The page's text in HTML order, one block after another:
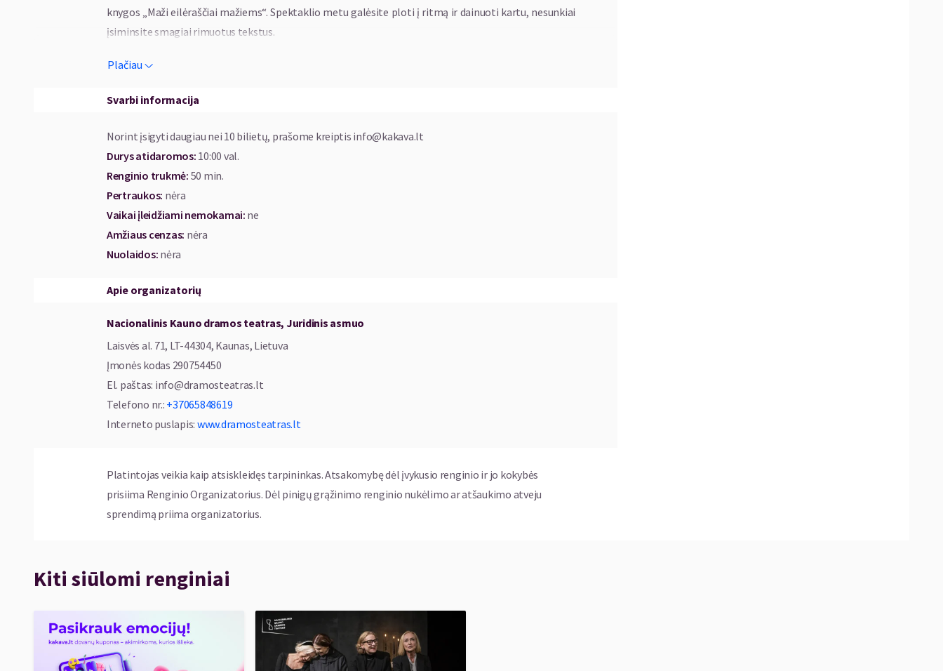
knygos „Maži eilėraščiai mažiems“. Spektaklio metu galėsite ploti į ritmą ir dainuoti kartu, nesunkiai
įsiminsite smagiai rimuotus tekstus.
Plačiau
Svarbi informacija
Norint įsigyti daugiau nei 10 bilietų, prašome kreiptis info@kakava.lt
Durys atidaromos: 10:00 val.
Renginio trukmė: 50 min.
Pertraukos: nėra
Vaikai įleidžiami nemokamai: ne
Amžiaus cenzas: nėra
Nuolaidos: nėra
Apie organizatorių
Nacionalinis Kauno dramos teatras, Juridinis asmuo
Laisvės al. 71, LT-44304, Kaunas, Lietuva
Įmonės kodas 290754450
El. paštas: info@dramosteatras.lt
Telefono nr.: +37065848619
Interneto puslapis: www.dramosteatras.lt
Platintojas veikia kaip atsiskleidęs tarpininkas. Atsakomybę dėl įvykusio renginio ir jo kokybės
prisiima Renginio Organizatorius. Dėl pinigų grąžinimo renginio nukėlimo ar atšaukimo atveju
sprendimą priima organizatorius.
Kiti siūlomi renginiai